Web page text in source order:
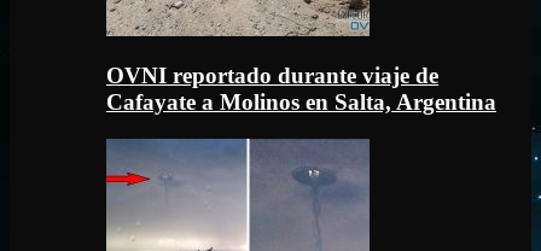
OVNI reportado durante viaje de
Cafayate a Molinos en Salta, Argentina